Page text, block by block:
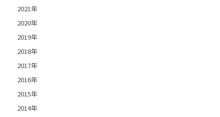
2021年
2020年
2019年
2018年
2017年
2016年
2015年
2014年